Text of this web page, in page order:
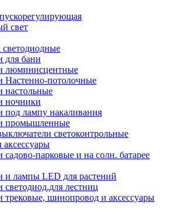
свет
для бани
люминисцентные
Настенно-потолочные
настольные
ночники
под лампу накаливания
промышленные
светоконтрольные
садово-парковые и на солн. батарее
и лампы LED для растений
светодиод.для лестниц
трековые, шинопровод и аксессуары